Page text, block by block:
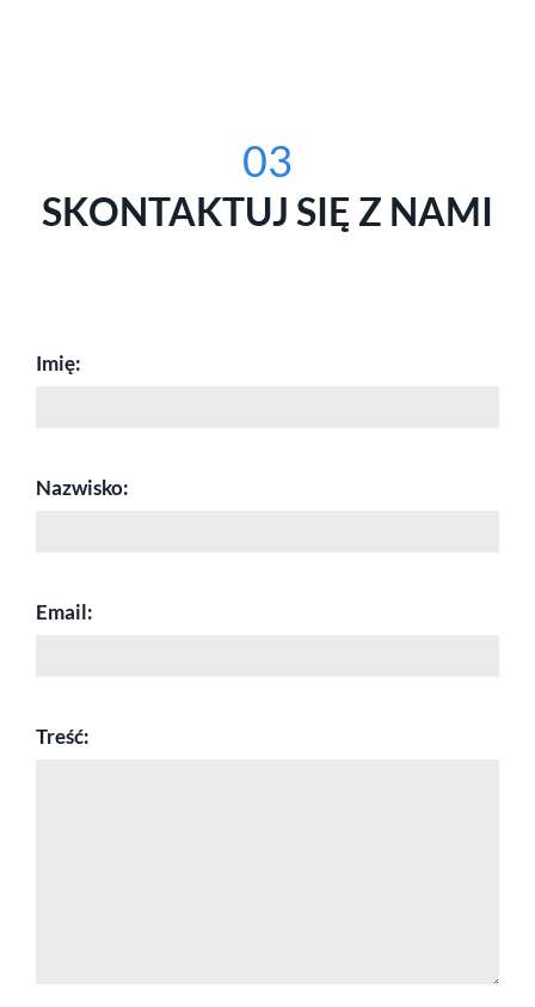
03
SKONTAKTUJ SIĘ Z NAMI
Imię:
Nazwisko:
Email:
Treść: